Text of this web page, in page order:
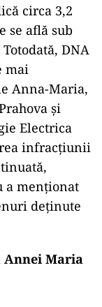
circa 3,2
se află sub
DNA
mai
Anna-Maria,
și
Electrica
infracțiunii
a menționat
deținute
Maria